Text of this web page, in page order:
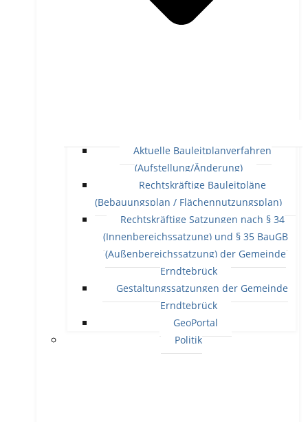
Aktuelle Bauleitplanverfahren
(Aufstellung/Änderung)
Rechtskräftige Bauleitpläne
(Bebauungsplan / Flächennutzungsplan)
Rechtskräftige Satzungen nach § 34
(Innenbereichssatzung) und § 35 BauGB
(Außenbereichssatzung) der Gemeinde
Erndtebrück
Gestaltungssatzungen der Gemeinde
Erndtebrück
GeoPortal
Politik